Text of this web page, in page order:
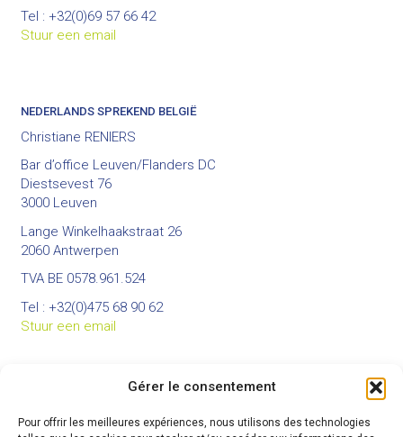
Gérer le consentement
Pour offrir les meilleures expériences, nous utilisons des technologies
Tel : +32(0)69 57 66 42
Stuur een email
NEDERLANDS SPREKEND BELGIË
Christiane RENIERS
Bar d’office Leuven/Flanders DC
Diestsevest 76
3000 Leuven
Lange Winkelhaakstraat 26
2060 Antwerpen
TVA BE 0578.961.524
Tel : +32(0)475 68 90 62
Stuur een email
Bureau principal :